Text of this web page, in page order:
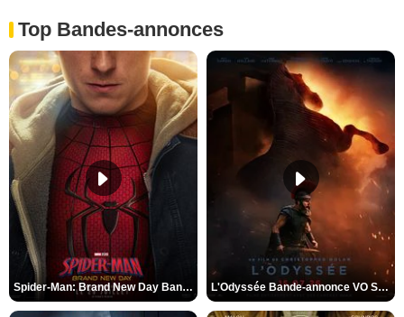
Top Bandes-annonces
Spider-Man: Brand New Day Bande-annonce VO STFR L'Odyssée Bande-annonce VO STFR